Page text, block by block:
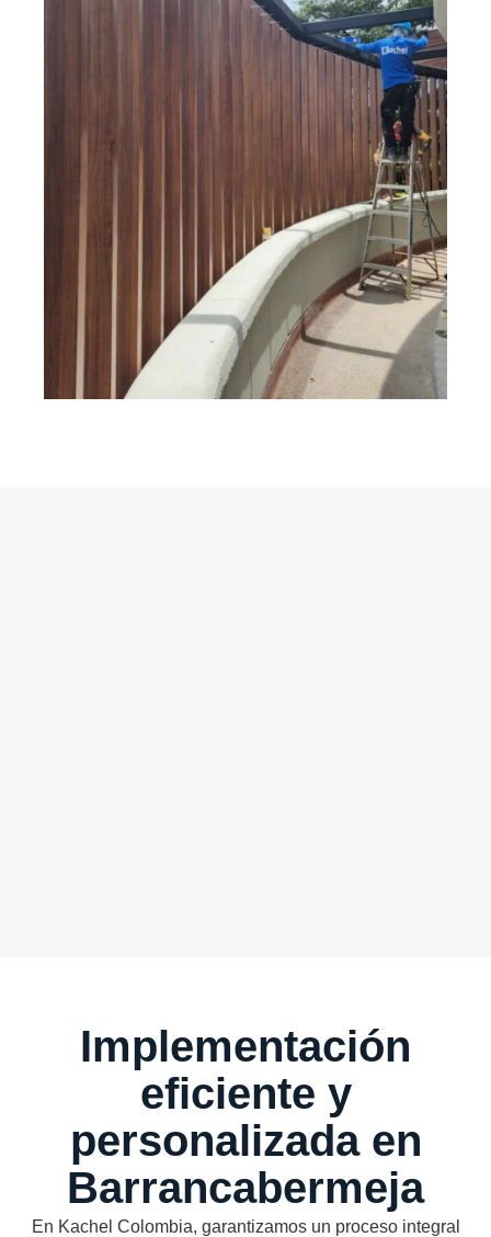
Implementación
eficiente y
personalizada en
Barrancabermeja
En Kachel Colombia, garantizamos un proceso integral